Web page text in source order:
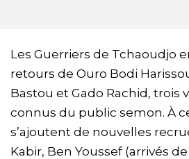
Les Guerriers de Tchaoudjo
retours de Ouro Bodi
Bastou et Gado Rachid, trois
connus du public semon. À
s’ajoutent de nouvelles
Kabir, Ben Youssef (arrivés de